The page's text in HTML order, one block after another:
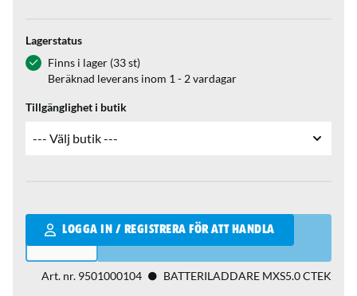
Lagerstatus
Finns i lager (33 st)
Beräknad leverans inom 1 - 2 vardagar
Tillgänglighet i butik
LOGGA IN / REGISTRERA FÖR ATT HANDLA
Qantity
Art. nr. 9501000104 BATTERILADDARE MXS5.0 CTEK